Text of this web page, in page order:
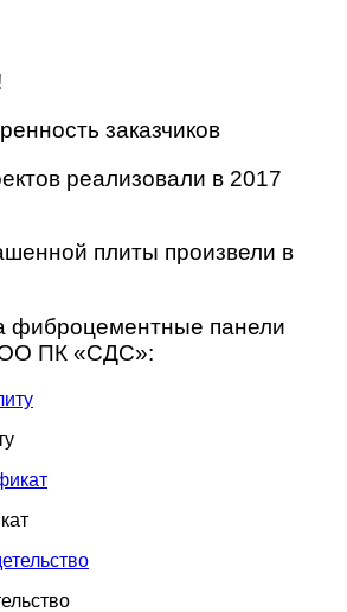
заказчиков
реализовали в 2017
плиты произвели в
фиброцементные панели
ПК «СДС»: